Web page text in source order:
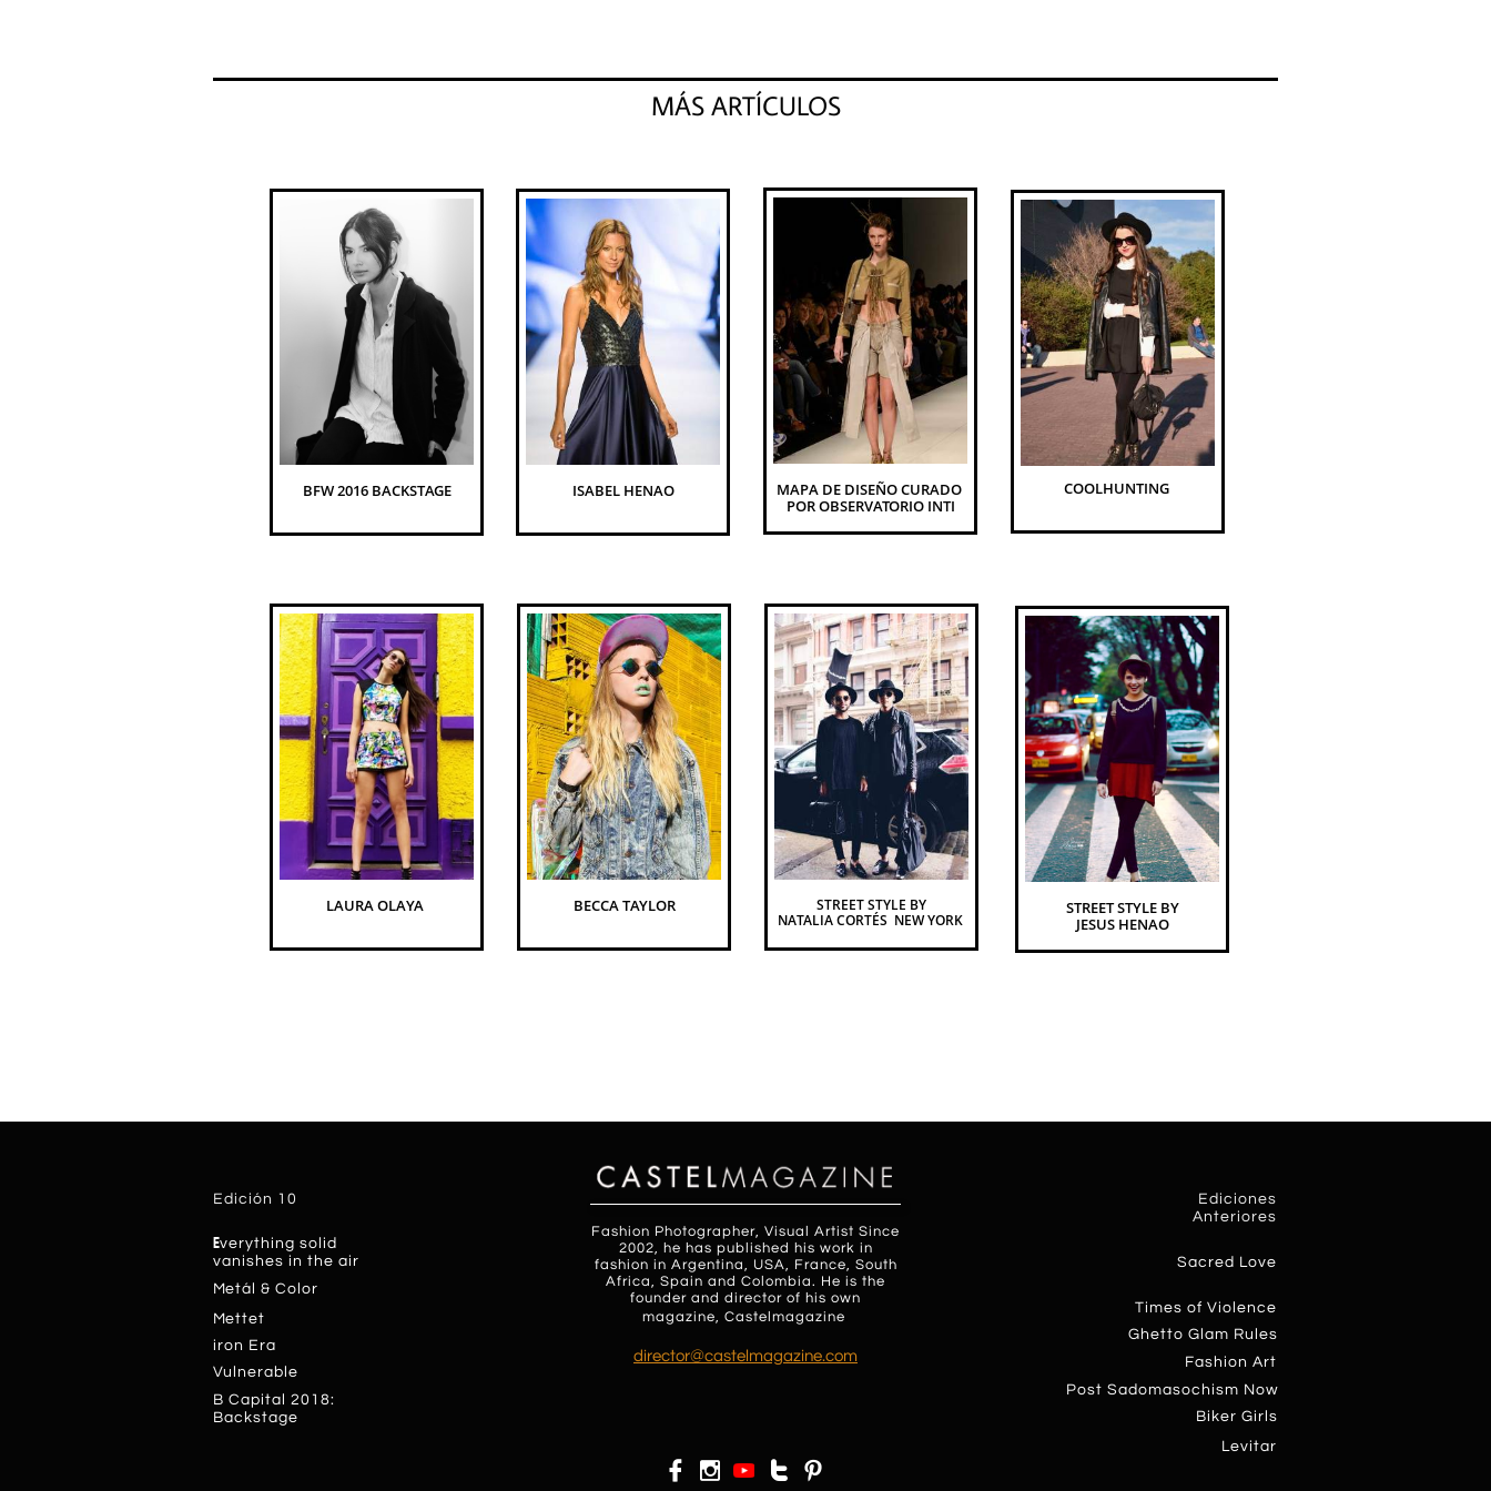
MÁS ARTÍCULOS
BFW 2016 BACKSTAGE ISABEL HENAO
MAPA DE DISEÑO CURADO
POR OBSERVATORIO INTI
COOLHUNTING
LAURA OLAYA BECCA TAYLOR
STREET STYLE BY
NATALIA CORTÉS  NEW YORK
STREET STYLE BY
JESUS HENAO
   
Fashion Photographer, Visual Artist Since
2002, he has published his work in
fashion in Argentina, USA, France, South
Africa, Spain and Colombia. He is the
founder and director of his own
magazine, Castelmagazine
d irector@castelmagazine.com
Edición 10
Metál & Color
Vulnerable
iron Era
Mettet
Everything solid
vanishes in the air
B Capital 2018:
Backstage
Ediciones
Anteriores
Fashion Art
Post Sadomasochism Now
Ghetto Glam Rules​
Biker Girls
Times of Violence
Levitar
Sacred Love